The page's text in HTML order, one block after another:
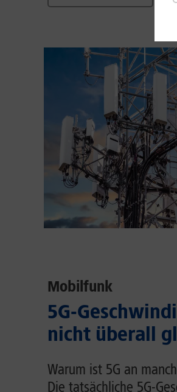
Mobilfunk
5G-
nicht überall
Warum ist 5G an
Die tatsächliche 5G-